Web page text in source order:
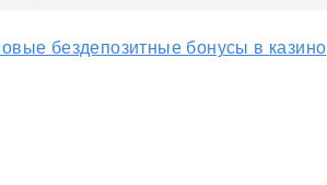
бездепозитные бонусы в казино